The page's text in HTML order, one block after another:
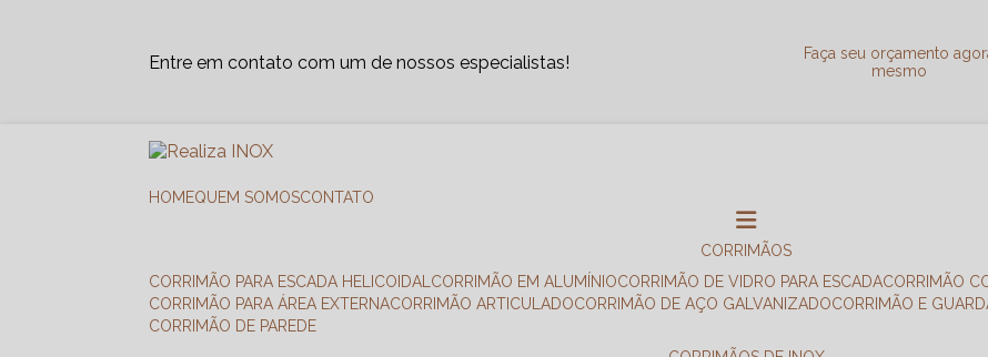
Entre em contato com um de nossos especialistas!
Faça seu orçamento
mesmo
HOME QUEM SOMOS CONTATO
CORRIMÃOS
CORRIMÃO PARA ESCADA HELICOIDAL
CORRIMÃO EM ALUMÍNIO CORRIMÃO DE VIDRO PARA ESCADA CORRIMÃO
CORRIMÃO PARA ÁREA EXTERNA
CORRIMÃO ARTICULADO CORRIMÃO DE AÇO GALVANIZADO CORRIMÃO E
CORRIMÃO DE PAREDE